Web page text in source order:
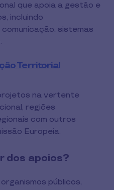
que apoia a gestão e
incluindo
sistemas
Territorial
na vertente
regiões
com outros
Europeia.
dos apoios?
públicos,